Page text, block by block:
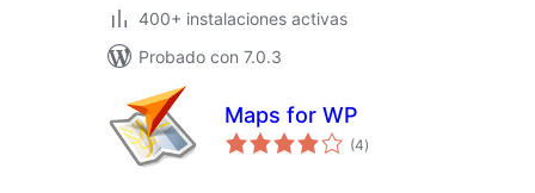
400+ instalaciones activas
Probado con 7.0.3
Maps for WP
(4total
de
)